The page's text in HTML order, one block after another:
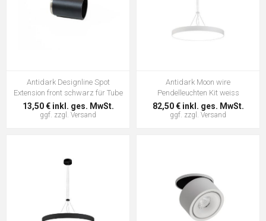
Antidark Designline Spot
Extension front schwarz für Tube
13,50 € inkl. ges. MwSt.
ggf. zzgl. Versand
Antidark Moon wire
Pendelleuchten Kit weiss
82,50 € inkl. ges. MwSt.
ggf. zzgl. Versand